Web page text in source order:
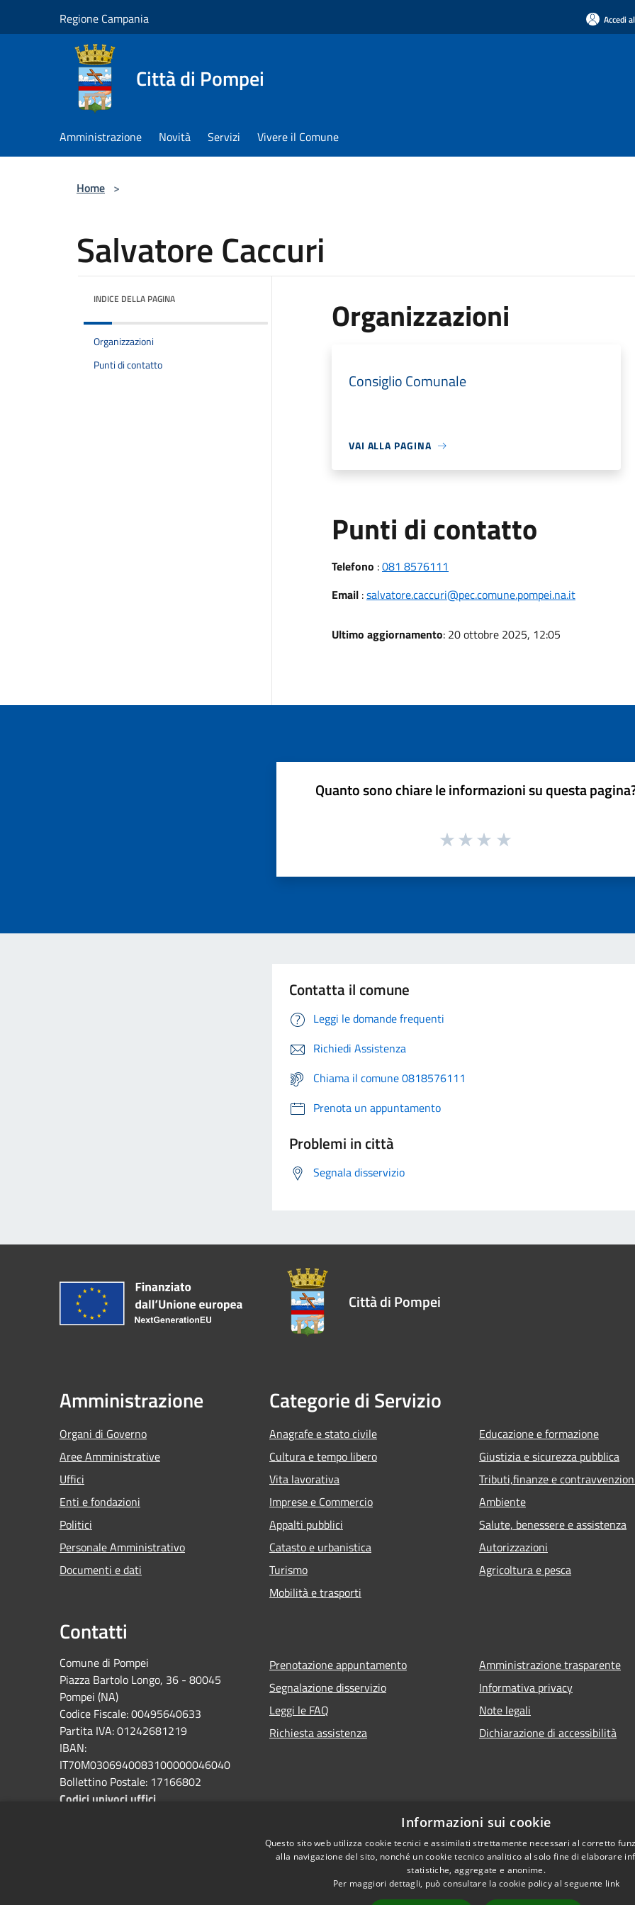
Regione Campania Accedi
Città di Pompei
Amministrazione Novità Servizi Vivere il Comune
Home >
Salvatore Caccuri
INDICE DELLA PAGINA
Organizzazioni
Punti di contatto
Organizzazioni
Consiglio Comunale
VAI ALLA PAGINA
Punti di contatto
Telefono :081 8576111
Email:salvatore.caccuri@pec.comune.pompei.na.it
Ultimo aggiornamento: 20 ottobre 2025, 12:05
Quanto sono chiare le informazioni su questa
Contatta il comune
Leggi le domande frequenti
Richiedi Assistenza
Chiama il comune 0818576111
Prenota un appuntamento
Problemi in città
Segnala disservizio
Città di Pompei
Amministrazione
Organi di Governo
Aree Amministrative
Uffici
Enti e fondazioni
Politici
Personale Amministrativo
Documenti e dati
Categorie di Servizio
Anagrafe e stato civile
Cultura e tempo libero
Vita lavorativa
Imprese e Commercio
Appalti pubblici
Catasto e urbanistica
Turismo
Mobilità e trasporti
Educazione e formazione
Giustizia e sicurezza pubblica
Tributi,finanze e
Ambiente
Salute, benessere e assistenza
Autorizzazioni
Agricoltura e pesca
Contatti
Comune di Pompei
Piazza Bartolo Longo, 36 - 80045
Pompei (NA)
Codice Fiscale: 00495640633
Partita IVA: 01242681219
IBAN:
IT70M0306940083100000046040
Bollettino Postale: 17166802
Codici univoci uffici
Prenotazione appuntamento
Segnalazione disservizio
Leggi le FAQ
Richiesta assistenza
Amministrazione trasparente
Informativa privacy
Note legali
Dichiarazione di accessibilità
Informazioni sui cookie
Questo sito web utilizza cookie tecnici e assimilati strettamente necessari al corretto
alla navigazione del sito, nonché un cookie tecnico analitico al solo fine di elaborare
statistiche, aggregate e anonime.
Per maggiori dettagli, può consultare la cookie policy al seguente link